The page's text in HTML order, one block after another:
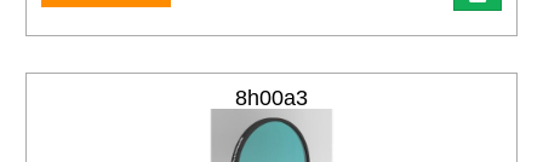
8h00a3